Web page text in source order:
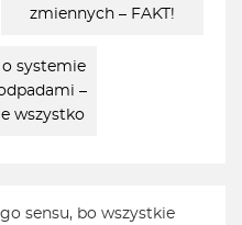
zmiennych – FAKT!
systemie
–
wszystko
sensu, bo wszystkie